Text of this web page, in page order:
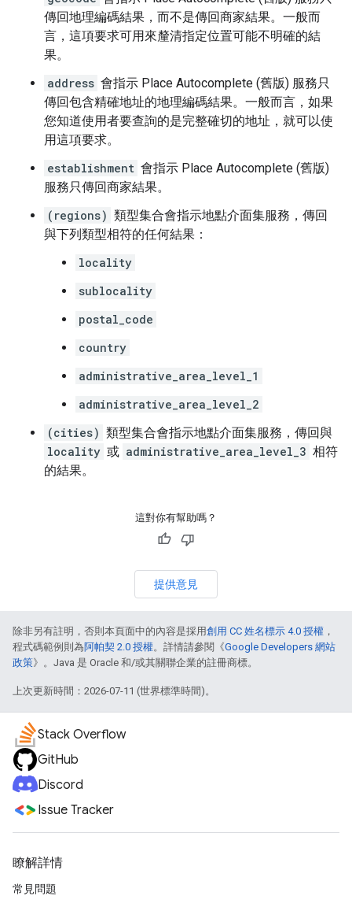
傳回地理編碼結果，而不是傳回商家結果。一般而
言，這項要求可用來釐清指定位置可能不明確的結
果。
address 會指示 Place Autocomplete (舊版) 服務只
傳回包含精確地址的地理編碼結果。一般而言，如果
您知道使用者要查詢的是完整確切的地址，就可以使
用這項要求。
establishment 會指示 Place Autocomplete (舊版)
服務只傳回商家結果。
(regions) 類型集合會指示地點介面集服務，傳回
與下列類型相符的任何結果：
locality
sublocality
postal_code
country
administrative_area_level_1
administrative_area_level_2
(cities) 類型集合會指示地點介面集服務，傳回與
locality 或 administrative_area_level_3 相符
的結果。
這對你有幫助嗎？
提供意見
除非另有註明，否則本頁面中的內容是採用創用 CC 姓名標示 4.0 授權 ，
程式碼範例則為阿帕契 2.0 授權。詳情請參閱《Google Developers 網站
政策》。Java 是 Oracle 和/或其關聯企業的註冊商標。
上次更新時間：2026-07-11 (世界標準時間)。
Stack Overflow
GitHub
Discord
Issue Tracker
瞭解詳情
常見問題